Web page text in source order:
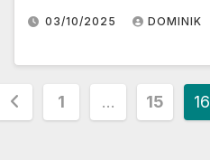
03/10/2025 DOMINIK
1 … 15 16